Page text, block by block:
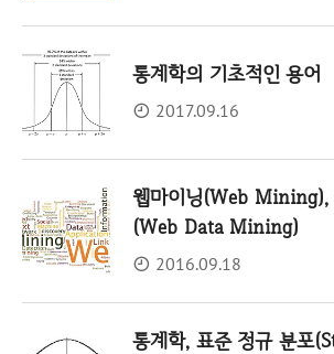
통계학의 기초적인 용어
2017.09.16
웹마이닝(Web Mining),
(Web Data Mining)
2016.09.18
통계학, 표준 정규 분포